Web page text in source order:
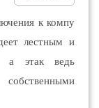
к компу
лестным и
а этак ведь